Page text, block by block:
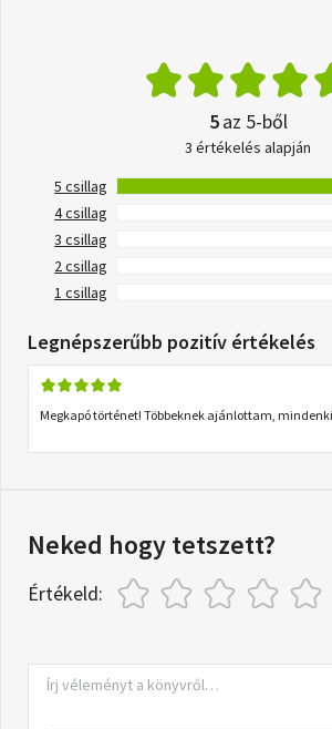
5az 5-ből
3 értékelés alapján
5 csillag
4 csillag
3 csillag
2 csillag
1 csillag
Legnépszerűbb pozitív értékelés
Megkapó történet! Többeknek ajánlottam,
Neked hogy tetszett?
Értékeld: